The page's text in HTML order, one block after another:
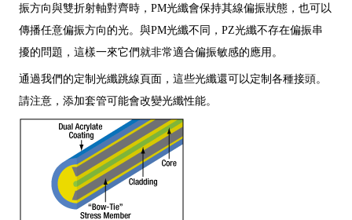
振方向與雙折射軸對齊時，PM光纖會保持其線偏振狀態，也可以
傳播任意偏振方向的光。與PM光纖不同，PZ光纖不存在偏振串
擾的問題，這樣一來它們就非常適合偏振敏感的應用。
通過我們的定制光纖跳線頁面，這些光纖還可以定制各種接頭。
請注意，添加套管可能會改變光纖性能。